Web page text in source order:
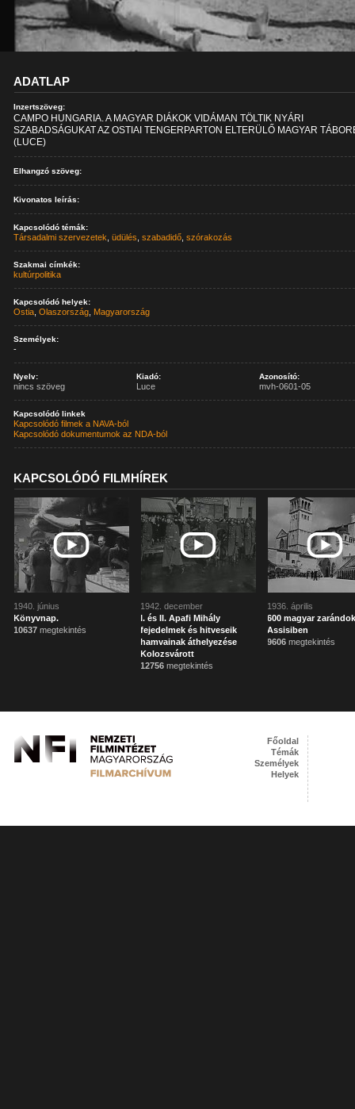
ADATLAP
Inzertszöveg:
CAMPO HUNGARIA. A MAGYAR DIÁKOK VIDÁMAN TÖLTIK NYÁRI
SZABADSÁGUKAT AZ OSTIAI TENGERPARTON ELTERÜLŐ MAGYAR
(LUCE)
Elhangzó szöveg:
Kivonatos leírás:
Kapcsolódó témák:
Társadalmi szervezetek ,üdülés ,szabadidő ,szórakozás
Szakmai címkék:
kultúrpolitika
Kapcsolódó helyek:
Ostia ,Olaszország Magyarország
Személyek:
-
Nyelv:
nincs szöveg
Kiadó:
Luce
Azonosító:
mvh-0601-05
Kapcsolódó linkek
Kapcsolódó filmek a NAVA-ból
Kapcsolódó dokumentumok az NDA-ból
KAPCSOLÓDÓ FILMHÍREK
1940. június
Könyvnap.
10637 megtekintés
1942. december
I. és II. Apafi Mihály
fejedelmek és hitveseik
hamvainak áthelyezése
Kolozsvárott
12756 megtekintés
1936. április
600 magyar
Assisiben
9606 megtekintés
Főoldal
Témák
Személyek
Helyek